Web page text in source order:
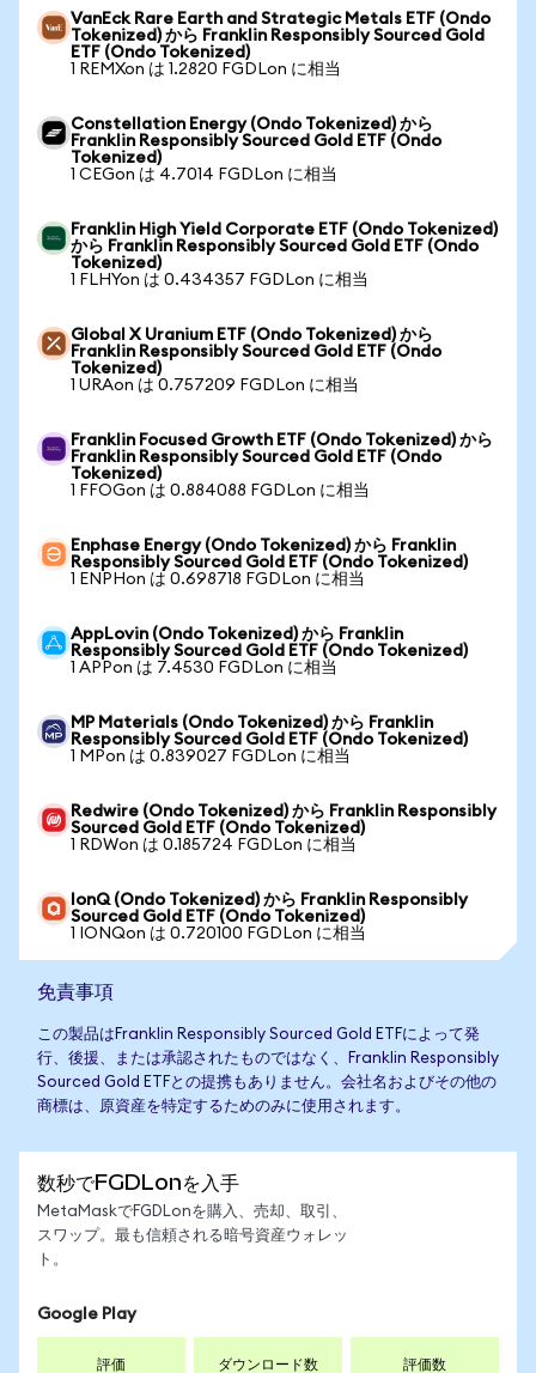
VanEck Rare Earth and Strategic Metals ETF (Ondo
Tokenized) から Franklin Responsibly Sourced Gold
ETF (Ondo Tokenized)
1 REMXon は 1.2820 FGDLon に相当
Constellation Energy (Ondo Tokenized) から
Franklin Responsibly Sourced Gold ETF (Ondo
Tokenized)
1 CEGon は 4.7014 FGDLon に相当
Franklin High Yield Corporate ETF (Ondo Tokenized)
から Franklin Responsibly Sourced Gold ETF (Ondo
Tokenized)
1 FLHYon は 0.434357 FGDLon に相当
Global X Uranium ETF (Ondo Tokenized) から
Franklin Responsibly Sourced Gold ETF (Ondo
Tokenized)
1 URAon は 0.757209 FGDLon に相当
Franklin Focused Growth ETF (Ondo Tokenized) から
Franklin Responsibly Sourced Gold ETF (Ondo
Tokenized)
1 FFOGon は 0.884088 FGDLon に相当
Enphase Energy (Ondo Tokenized) から Franklin
Responsibly Sourced Gold ETF (Ondo Tokenized)
1 ENPHon は 0.698718 FGDLon に相当
AppLovin (Ondo Tokenized) から Franklin
Responsibly Sourced Gold ETF (Ondo Tokenized)
1 APPon は 7.4530 FGDLon に相当
MP Materials (Ondo Tokenized) から Franklin
Responsibly Sourced Gold ETF (Ondo Tokenized)
1 MPon は 0.839027 FGDLon に相当
Redwire (Ondo Tokenized) から Franklin Responsibly
Sourced Gold ETF (Ondo Tokenized)
1 RDWon は 0.185724 FGDLon に相当
IonQ (Ondo Tokenized) から Franklin Responsibly
Sourced Gold ETF (Ondo Tokenized)
1 IONQon は 0.720100 FGDLon に相当
免責事項
この製品はFranklin Responsibly Sourced Gold ETFによって発
行、後援、または承認されたものではなく、Franklin Responsibly
Sourced Gold ETFとの提携もありません。会社名およびその他の
商標は、原資産を特定するためのみに使用されます。
数秒でFGDLonを入手
MetaMaskでFGDLonを購入、売却、取引、
スワップ。最も信頼される暗号資産ウォレッ
ト。
Google Play
評価 ダウンロード数 評価数